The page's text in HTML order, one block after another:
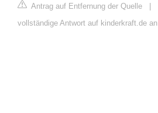
Antrag auf Entfernung der Quelle
vollständige Antwort auf kinderkraft.de an